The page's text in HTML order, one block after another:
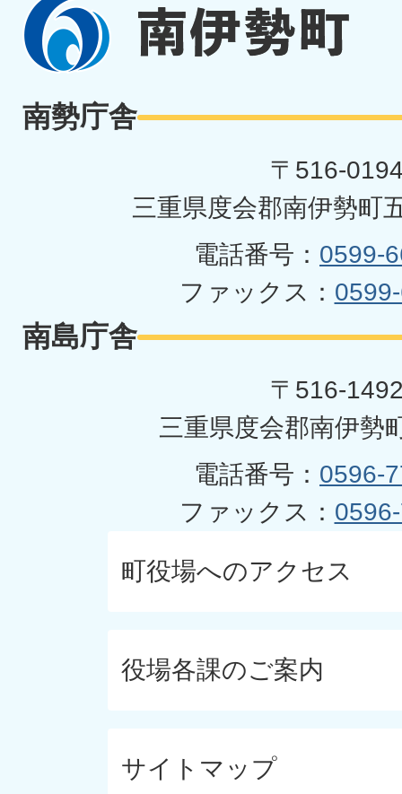
南勢庁舎
〒516-
三重県度会郡南伊勢町
電話番号： 0599-
ファックス：
南島庁舎
〒516-
三重県度会郡南伊勢
電話番号： 0596-
ファックス：
町役場へのアクセス
役場各課のご案内
サイトマップ